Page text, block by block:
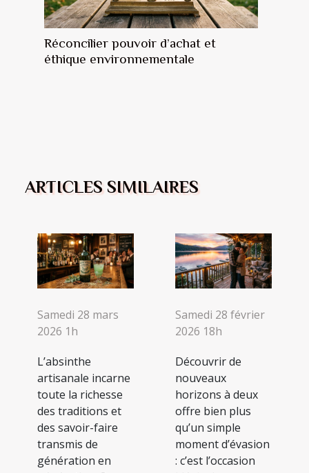
Réconcilier pouvoir d’achat et
éthique environnementale
ARTICLES SIMILAIRES
Samedi 28 mars
2026 1h
L’absinthe
artisanale incarne
toute la richesse
des traditions et
des savoir-faire
transmis de
génération en
Samedi 28 février
2026 18h
Découvrir de
nouveaux
horizons à deux
offre bien plus
qu’un simple
moment d’évasion
: c’est l’occasion